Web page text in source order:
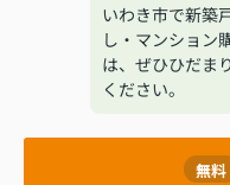
いわき市で新築
し・マンション
は、ぜひひだま
ください。
無料